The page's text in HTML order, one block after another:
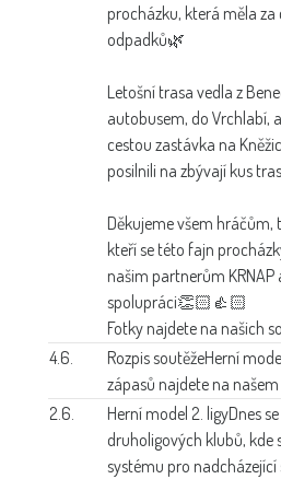
procházku, která měla
odpadků🌿
Letošní trasa vedla z
autobusem, do Vrchlabí,
cestou zastávka na
posilnili na zbývají kus
Děkujeme všem
kteří se této fajn
našim partnerům KRNAP
spolupráci👏🏻👍🏻
Fotky najdete na našich
4.6.
Rozpis soutěžeHerní
zápasů najdete na našem
2.6.
Herní model 2. ligyDnes
druholigových klubů, kde
systému pro nadcházející